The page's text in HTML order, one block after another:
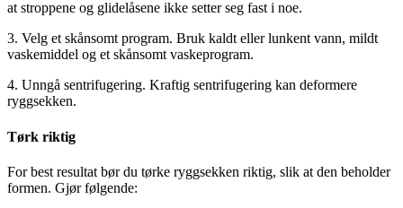
at stroppene og glidelåsene ikke setter seg fast i noe.
3. Velg et skånsomt program. Bruk kaldt eller lunkent vann, mildt
vaskemiddel og et skånsomt vaskeprogram.
4. Unngå sentrifugering. Kraftig sentrifugering kan deformere
ryggsekken.
Tørk riktig
For best resultat bør du tørke ryggsekken riktig, slik at den beholder
formen. Gjør følgende: